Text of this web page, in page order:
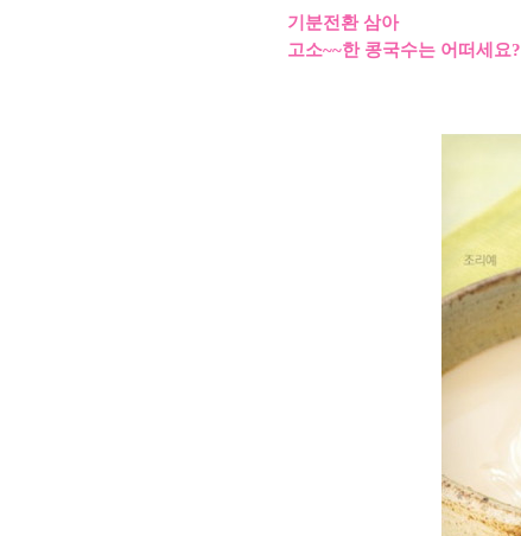
기분전환 삼아
고소~~한 콩국수는 어떠세요?